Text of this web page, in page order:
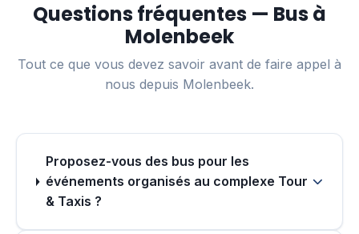
Questions fréquentes — Bus à
Molenbeek
Tout ce que vous devez savoir avant de faire appel à
nous depuis Molenbeek.
Proposez-vous des bus pour les
événements organisés au complexe Tour
& Taxis ?